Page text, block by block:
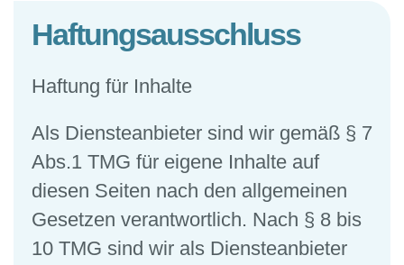
Haftungsausschluss
Haftung für Inhalte
Als Diensteanbieter sind wir gemäß § 7
Abs.1 TMG für eigene Inhalte auf
diesen Seiten nach den allgemeinen
Gesetzen verantwortlich. Nach § 8 bis
10 TMG sind wir als Diensteanbieter